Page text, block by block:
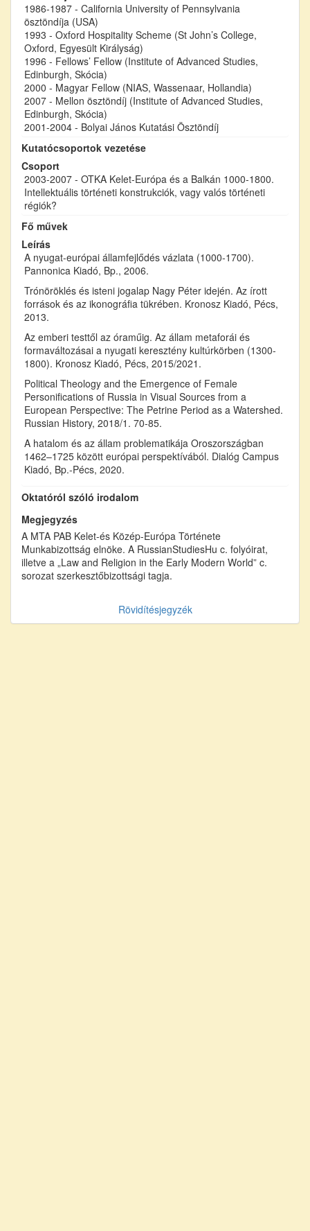
1986-1987 - California University of Pennsylvania
ösztöndíja (USA)
1993 - Oxford Hospitality Scheme (St John’s College,
Oxford, Egyesült Királyság)
1996 - Fellows’ Fellow (Institute of Advanced Studies,
Edinburgh, Skócia)
2000 - Magyar Fellow (NIAS, Wassenaar, Hollandia)
2007 - Mellon ösztöndíj (Institute of Advanced Studies,
Edinburgh, Skócia)
2001-2004 - Bolyai János Kutatási Ösztöndíj
Kutatócsoportok vezetése
Csoport
2003-2007 - OTKA Kelet-Európa és a Balkán 1000-1800.
Intellektuális történeti konstrukciók, vagy valós történeti
régiók?
Fő művek
Leírás
A nyugat-európai államfejlődés vázlata (1000-1700).
Pannonica Kiadó, Bp., 2006.
Trónöröklés és isteni jogalap Nagy Péter idején. Az írott
források és az ikonográfia tükrében. Kronosz Kiadó, Pécs,
2013.
Az emberi testtől az óraműig. Az állam metaforái és
formaváltozásai a nyugati keresztény kultúrkörben (1300-
1800). Kronosz Kiadó, Pécs, 2015/2021.
Political Theology and the Emergence of Female
Personifications of Russia in Visual Sources from a
European Perspective: The Petrine Period as a Watershed.
Russian History, 2018/1. 70-85.
A hatalom és az állam problematikája Oroszországban
1462–1725 között európai perspektívából. Dialóg Campus
Kiadó, Bp.-Pécs, 2020.
Oktatóról szóló irodalom
Megjegyzés
A MTA PAB Kelet-és Közép-Európa Története
Munkabizottság elnöke. A RussianStudiesHu c. folyóirat,
illetve a „Law and Religion in the Early Modern World” c.
sorozat szerkesztőbizottsági tagja.
Rövidítésjegyzék